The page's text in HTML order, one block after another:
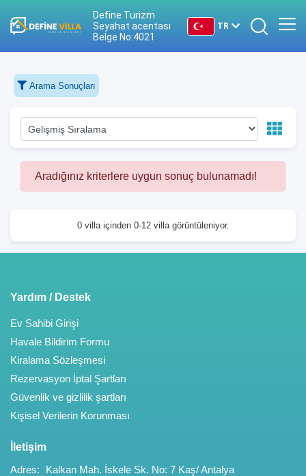
Define Turizm
Seyahat acentası
Belge No:4021
TR
DE
RU
Arama Sonuçları
Aradığınız kriterlere uygun sonuç bulunamadı!
0 villa içinden 0-12 villa görüntüleniyor.
Yardım / Destek
Ev Sahibi Girişi
Havale Bildirim Formu
Kiralama Sözleşmesi
Rezervasyon İptal Şartları
Güvenlik ve gizlilik şartları
Kişisel Verilerin Korunması
İletişim
Adres:
Kalkan Mah. İskele Sk. No: 7 Kaş/ Antalya